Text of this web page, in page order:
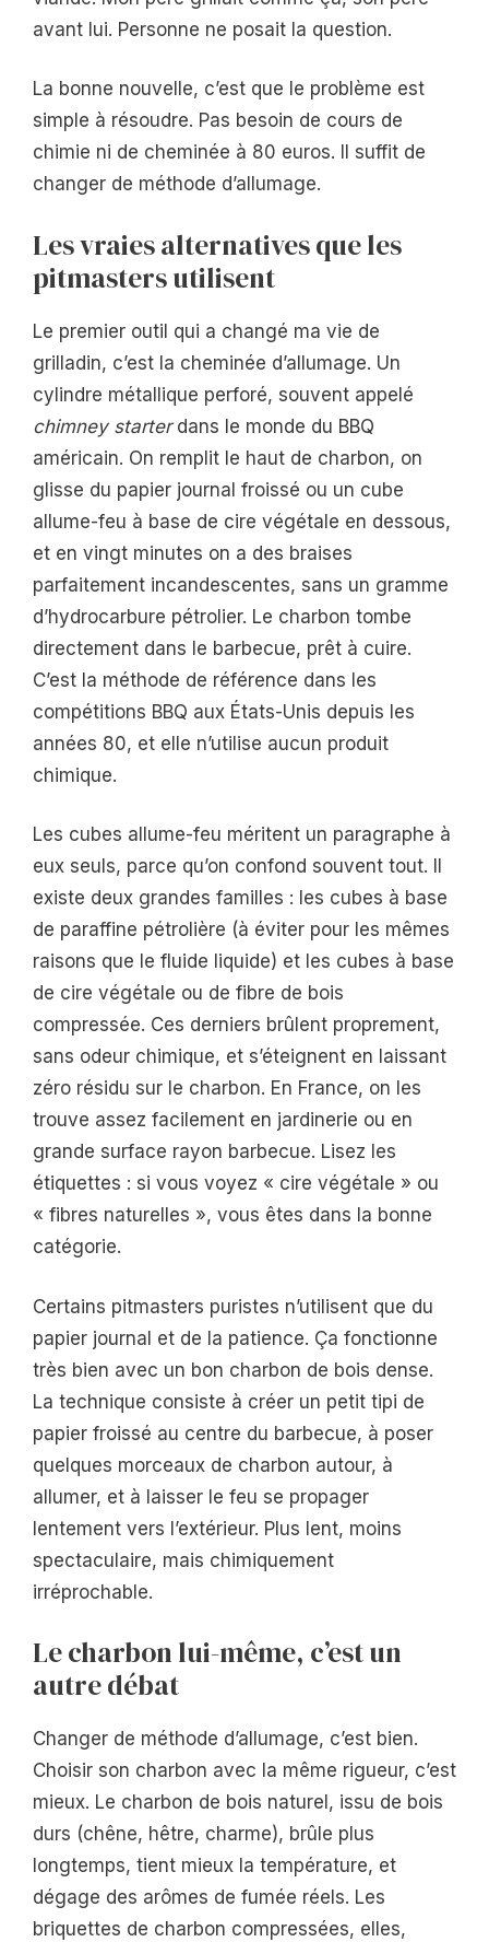
avant lui. Personne ne posait la question.
La bonne nouvelle, c’est que le problème est
simple à résoudre. Pas besoin de cours de
chimie ni de cheminée à 80 euros. Il suffit de
changer de méthode d’allumage.
Les vraies alternatives que les
pitmasters utilisent
Le premier outil qui a changé ma vie de
grilladin, c’est la cheminée d’allumage. Un
cylindre métallique perforé, souvent appelé
chimney starterdans le monde du BBQ
américain. On remplit le haut de charbon, on
glisse du papier journal froissé ou un cube
allume-feu à base de cire végétale en dessous,
et en vingt minutes on a des braises
parfaitement incandescentes, sans un gramme
d’hydrocarbure pétrolier. Le charbon tombe
directement dans le barbecue, prêt à cuire.
C’est la méthode de référence dans les
compétitions BBQ aux États-Unis depuis les
années 80, et elle n’utilise aucun produit
chimique.
Les cubes allume-feu méritent un paragraphe à
eux seuls, parce qu’on confond souvent tout. Il
existe deux grandes familles : les cubes à base
de paraffine pétrolière (à éviter pour les mêmes
raisons que le fluide liquide) et les cubes à base
de cire végétale ou de fibre de bois
compressée. Ces derniers brûlent proprement,
sans odeur chimique, et s’éteignent en laissant
zéro résidu sur le charbon. En France, on les
trouve assez facilement en jardinerie ou en
grande surface rayon barbecue. Lisez les
étiquettes : si vous voyez « cire végétale » ou
« fibres naturelles », vous êtes dans la bonne
catégorie.
Certains pitmasters puristes n’utilisent que du
papier journal et de la patience. Ça fonctionne
très bien avec un bon charbon de bois dense.
La technique consiste à créer un petit tipi de
papier froissé au centre du barbecue, à poser
quelques morceaux de charbon autour, à
allumer, et à laisser le feu se propager
lentement vers l’extérieur. Plus lent, moins
spectaculaire, mais chimiquement
irréprochable.
Le charbon lui-même, c’est un
autre débat
Changer de méthode d’allumage, c’est bien.
Choisir son charbon avec la même rigueur, c’est
mieux. Le charbon de bois naturel, issu de bois
durs (chêne, hêtre, charme), brûle plus
longtemps, tient mieux la température, et
dégage des arômes de fumée réels. Les
briquettes de charbon compressées, elles,